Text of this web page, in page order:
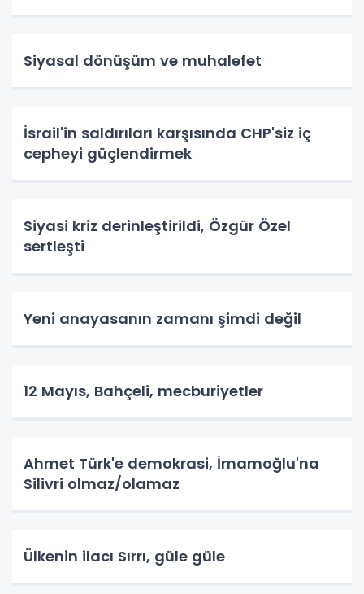
Siyasal dönüşüm ve muhalefet
İsrail'in saldırıları karşısında CHP'siz iç
cepheyi güçlendirmek
Siyasi kriz derinleştirildi, Özgür Özel
sertleşti
Yeni anayasanın zamanı şimdi değil
12 Mayıs, Bahçeli, mecburiyetler
Ahmet Türk'e demokrasi, İmamoğlu'na
Silivri olmaz/olamaz
Ülkenin ilacı Sırrı, güle güle